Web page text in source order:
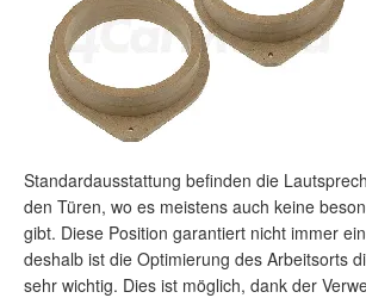
Standardausstattung befinden die
den Türen, wo es meistens auch keine
gibt. Diese Position garantiert nicht immer
deshalb ist die Optimierung des Arbeitsorts
sehr wichtig. Dies ist möglich, dank der